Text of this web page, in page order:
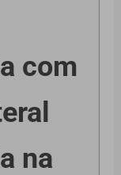
com
na